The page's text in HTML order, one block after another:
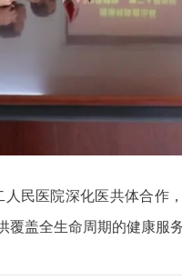
民医院深化医共体合
盖全生命周期的健康服